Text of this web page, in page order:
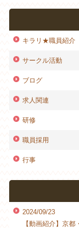
キラリ★職員紹介
サークル活動
ブログ
求人関連
研修
職員採用
行事
2024/09/23
【動画紹介】京